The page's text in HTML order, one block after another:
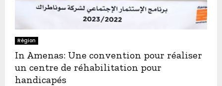
Région
In Amenas: Une convention pour réaliser
un centre de réhabilitation pour
handicapés